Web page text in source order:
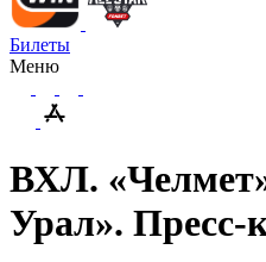
Билеты
Меню
ВХЛ.
Урал». Пресс-